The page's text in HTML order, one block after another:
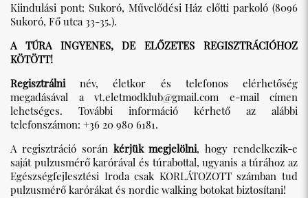
Kiindulási pont: Sukoró, Művelődési Ház előtti parkoló (8096
Sukoró, Fő utca 33-35.).
A TÚRA INGYENES, DE ELŐZETES REGISZTRÁCIÓHOZ
KÖTÖTT!
Regisztrálninév, életkor és telefonos elérhetőség
megadásával a vt.eletmodklub@gmail.com e-mail címen
lehetséges. További információ kérhető az alábbi
telefonszámon: +36 20 980 6181.
A regisztráció során kérjük megjelölni, hogy rendelkezik-e
saját pulzusmérő karórával és túrabottal, ugyanis a túrához az
Egészségfejlesztési Iroda csak KORLÁTOZOTT számban tud
pulzusmérő karórákat és nordic walking botokat biztosítani!